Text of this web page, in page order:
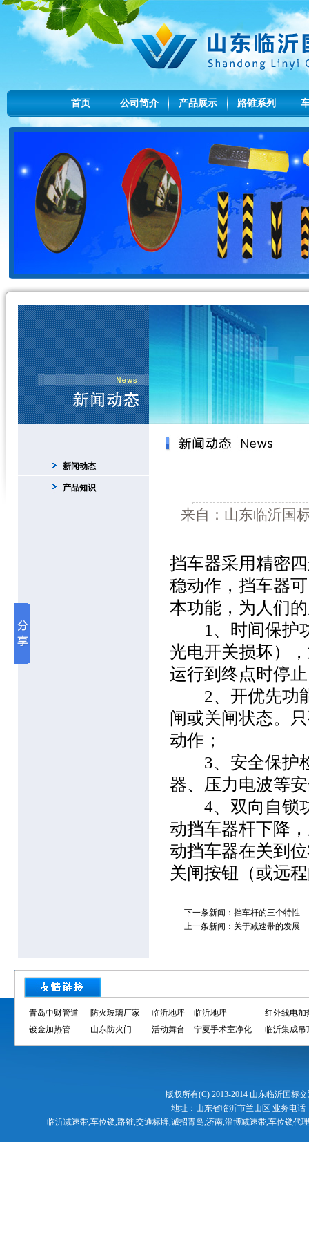
首页 公司简介 产品展示 路锥系列
新闻动态
产品知识
来自：山东临沂国
挡车器采用精密
稳动作，挡车器
本功能，为人们
1、时间保护功
光电开关损坏）
运行到终点时停
2、开优先功能
闸或关闸状态。
动作；
3、安全保护检
器、压力电波等
4、双向自锁功
动挡车器杆下降
动挡车器在关到
关闸按钮（或远
下一条新闻： 挡车杆的三个特性
上一条新闻： 关于减速带的发展
青岛中财管道 防火玻璃厂家 临沂地坪 临沂地坪
红外线电加
镀金加热管
山东防火门 活动舞台 宁夏手术室净化 临沂集成吊
版权所有(C) 2013-2014 山东临沂国标
地址：山东省临沂市兰山区 业务电话
临沂减速带,车位锁,路锥,交通标牌,诚招青岛,济南,淄博减速带,车位锁代